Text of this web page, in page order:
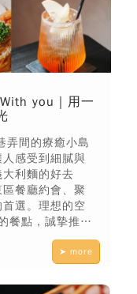
you｜用一
弄間的療癒小島
感受到細膩與
利麵的好去
餐廳約會、聚
選。理想的空
餐點，誠摯推薦
里的相遇。
➤ more